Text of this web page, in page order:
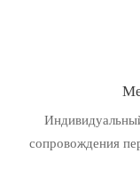
сопровождения